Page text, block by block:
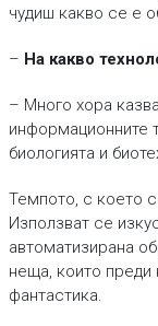
чудиш какво се е
– На какво
– Много хора
информационните
биологията и
Темпото, с което
Използват се
автоматизирана
неща, които преди
фантастика.